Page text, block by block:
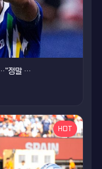
정말 …
HOT